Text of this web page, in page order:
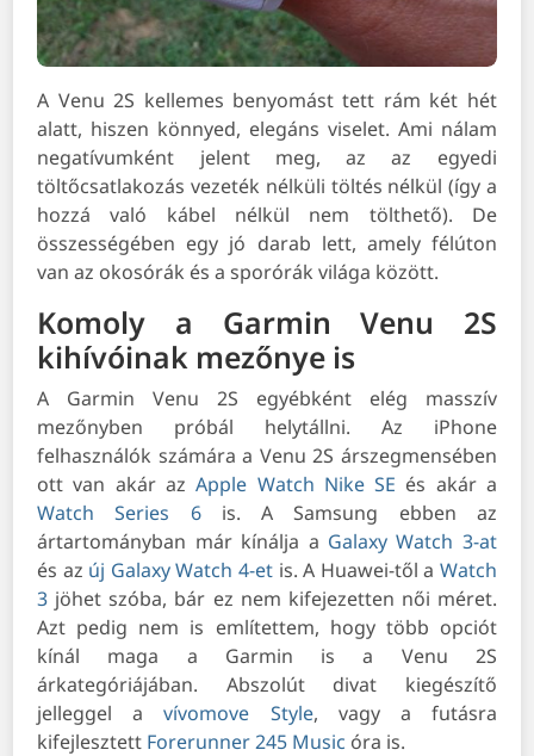
A Venu 2S kellemes benyomást tett rám két hét
alatt, hiszen könnyed, elegáns viselet. Ami nálam
negatívumként jelent meg, az az egyedi
töltőcsatlakozás vezeték nélküli töltés nélkül (így a
hozzá való kábel nélkül nem tölthető). De
összességében egy jó darab lett, amely félúton
van az okosórák és a sporórák világa között.
Komoly a Garmin Venu 2S
kihívóinak mezőnye is
A Garmin Venu 2S egyébként elég masszív
mezőnyben próbál helytállni. Az iPhone
felhasználók számára a Venu 2S árszegmensében
ott van akár azApple Watch Nike SE és akár a
Watch Series 6is. A Samsung ebben az
ártartományban már kínálja a Galaxy Watch 3-at
és az új Galaxy Watch 4-et is. A Huawei-től a Watch
3 jöhet szóba, bár ez nem kifejezetten női méret.
Azt pedig nem is említettem, hogy több opciót
kínál maga a Garmin is a Venu 2S
árkategóriájában. Abszolút divat kiegészítő
jelleggel avívomove Style, vagy a futásra
kifejlesztett Forerunner 245 Music óra is.